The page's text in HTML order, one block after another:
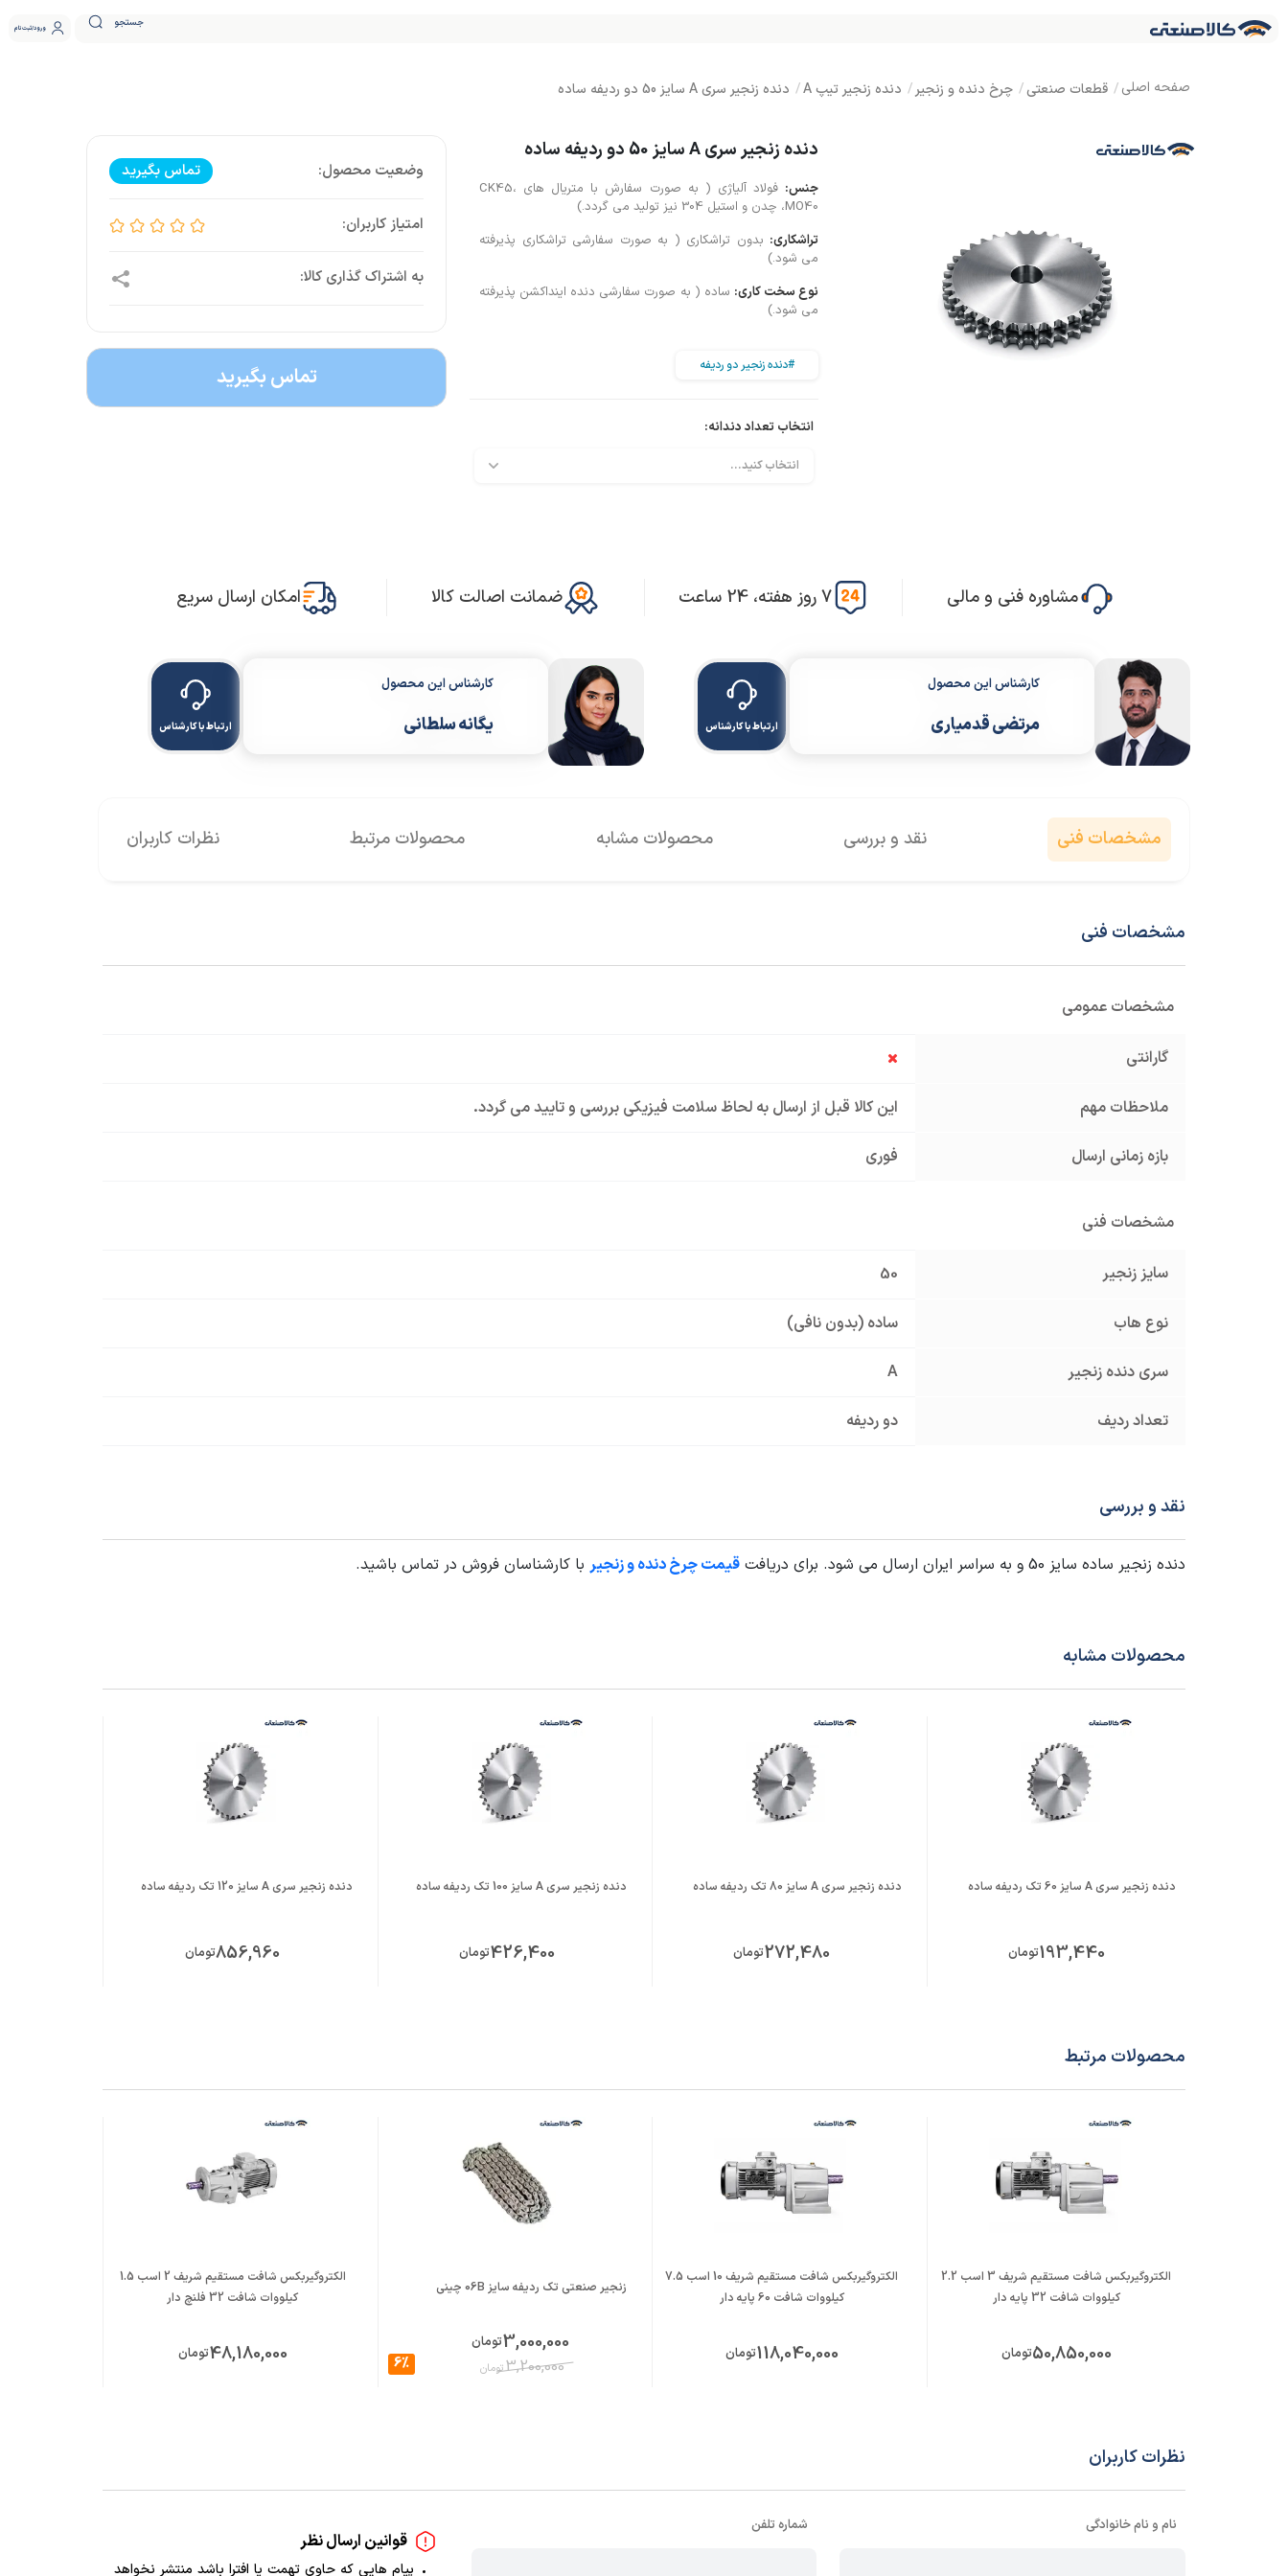
جستجو ورود ثبت نام
قطعات صنعتی چرخ دنده و زنجیر دنده زنجیر تیپ A دنده زنجیر سری A سایز 50 دو ردیفه ساده
دنده زنجیر سری A سایز 50 دو ردیفه ساده
جنس:
فولاد آلیاژی ( به صورت سفارش با متریال های CK45،
MO40، چدن و استیل 304 نیز تولید می گردد.)
تراشکاری: بدون تراشکاری ( به صورت سفارشی تراشکاری پذیرفته
می شود.)
نوع سخت کاری: ساده ( به صورت سفارشی دنده اینداکشن پذیرفته
می شود.)
#دنده زنجیر دو ردیفه
انتخاب تعداد دندانه:
تماس بگیرید
تماس بگیرید
مشاوره فنی و مالی 7 روز هفته، 24 ساعت ضمانت اصالت کالا امکان ارسال سریع
کارشناس این محصول
مرتضی قدمیاری ارتباط با کارشناس
کارشناس این محصول
یگانه سلطانی ارتباط با کارشناس
مشخصات فنی نقد و بررسی محصولات مشابه محصولات مرتبط نظرات کاربران
مشخصات فنی
مشخصات عمومی
گارانتی
ملاحظات مهم این کالا قبل از ارسال به لحاظ سلامت فیزیکی بررسی و تایید می گردد.
بازه زمانی ارسال فوری
مشخصات فنی
سایز زنجیر 50
نوع هاب ساده (بدون نافی)
سری دنده زنجیر A
تعداد ردیف دو ردیفه
نقد و بررسی
دنده زنجیر ساده سایز 50 و به سراسر ایران ارسال می شود. برای دریافت قیمت چرخ دنده و زنجیر با کارشناسان فروش در تماس باشید.
محصولات مشابه
دنده زنجیر سری A سایز 60 تک ردیفه ساده
193,440تومان
دنده زنجیر سری A سایز 80 تک ردیفه ساده
272,480تومان
دنده زنجیر سری A سایز 100 تک ردیفه ساده
426,400تومان
دنده زنجیر سری A سایز 120 تک ردیفه ساده
856,960تومان
محصولات مرتبط
الکتروگیربکس شافت مستقیم شریف 3 اسب 2.2
کیلووات شافت 32 پایه دار
50,850,000تومان
الکتروگیربکس شافت مستقیم شریف 10 اسب 7.5
کیلووات شافت 60 پایه دار
118,040,000تومان
زنجیر صنعتی تک ردیفه سایز 06B چینی
3,000,000تومان
3,200,000تومان 6%
الکتروگیربکس شافت مستقیم شریف 2 اسب 1.5
کیلووات شافت 32 فلنچ دار
48,180,000تومان
نظرات کاربران
قوانین ارسال نظر
پیام هایی که حاوی تهمت یا افترا باشد منتشر نخواهد
نام و نام خانوادگی شماره تلفن